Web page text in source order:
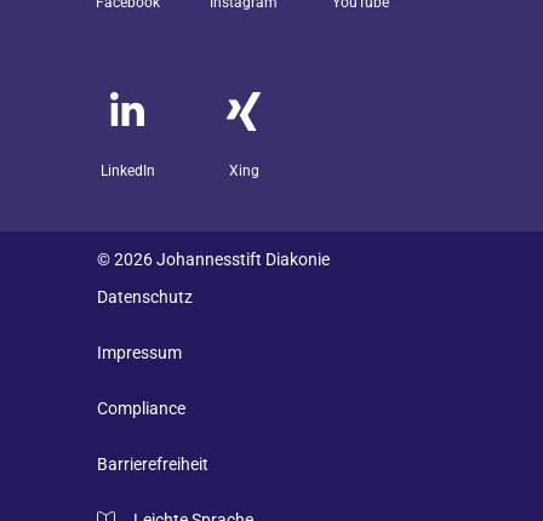
LinkedIn Xing
© 2026 Johannesstift Diakonie
Datenschutz
Impressum
Compliance
Barrierefreiheit